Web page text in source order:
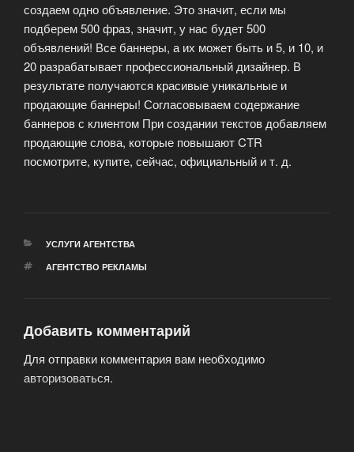
создаем одно объявление. Это значит, если мы
подберем 500 фраз, значит, у нас будет 500
объявлений! Все баннеры, а их может быть и 5, и 10, и
20 разрабатывает профессиональный дизайнер. В
результате получаются красивые уникальные и
продающие баннеры! Согласовываем содержание
баннеров с клиентом При создании текстов добавляем
продающие слова, которые повышают CTR
посмотрите, купите, сейчас, официальный и т. д.
РУБРИКИ
УСЛУГИ АГЕНТСТВА
МЕТКИ
АГЕНТСТВО РЕКЛАМЫ
Добавить комментарий
Для отправки комментария вам необходимо
авторизоваться.